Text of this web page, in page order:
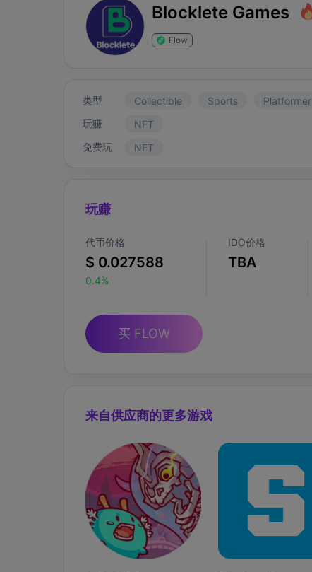
Blocklete Games
Flow
类型 Collectible Sports
Platformer
玩赚
NFT
免费玩
NFT
玩赚
代币价格
$ 0.027588
0.4%
IDO价格
TBA
买 FLOW
来自供应商的更多游戏